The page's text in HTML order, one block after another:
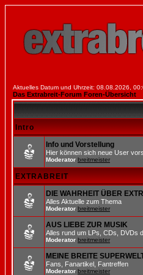
Aktuelles Datum und Uhrzeit: 08.08.2026,
Das Extrabreit-Forum Foren-Übersicht
Intro
Info und Vorstellung
Hier können sich neue User
Moderator breitmeister
EXTRABREIT
DIE WAHRHEIT ÜBER
Alles Aktuelle zum Thema
Moderator breitmeister
AUS LIEBE ZUR MUSIK
Alles rund um LPs, CDs, DVDs
Moderator breitmeister
MEINE BREITE
Fans, Fanartikel, Fantreffen
Moderator breitmeister